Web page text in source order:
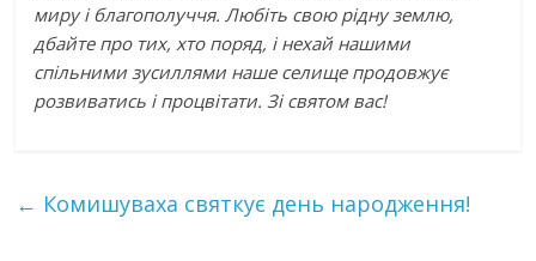
миру і благополуччя. Любіть свою рідну землю,
дбайте про тих, хто поряд, і нехай нашими
спільними зусиллями наше селище продовжує
розвиватись і процвітати. Зі святом вас!
← Комишуваха святкує день народження!